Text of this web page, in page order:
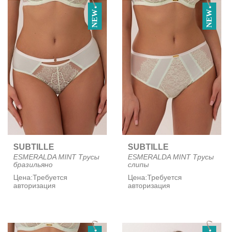
NEW
SUBTILLE
ESMERALDA MINT Трусы
бразильяно
Цена:Требуется
авторизация
NEW
SUBTILLE
ESMERALDA MINT Трусы
слипы
Цена:Требуется
авторизация